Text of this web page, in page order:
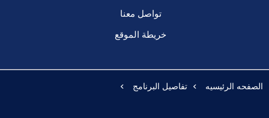
تواصل معنا
خريطة الموقع
الصفحه الرئيسيه تفاصيل البرنامج